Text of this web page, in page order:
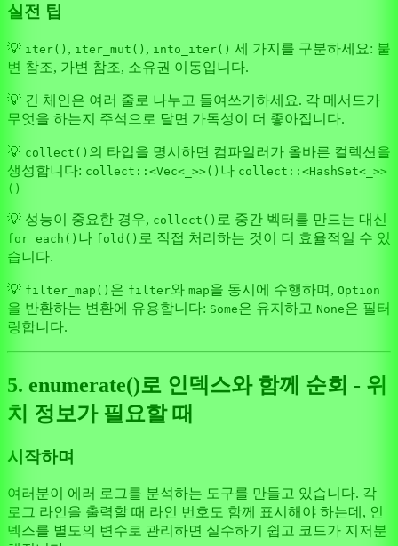
실전 팁
💡 iter() , iter_mut() , into_iter() 세 가지를 구분하세요: 불
변 참조, 가변 참조, 소유권 이동입니다.
💡 긴 체인은 여러 줄로 나누고 들여쓰기하세요. 각 메서드가
무엇을 하는지 주석으로 달면 가독성이 더 좋아집니다.
💡 collect() 의 타입을 명시하면 컴파일러가 올바른 컬렉션을
생성합니다: collect::<Vec<_>>() 나 collect::<HashSet<_>>
()
💡 성능이 중요한 경우, collect() 로 중간 벡터를 만드는 대신
for_each() 나 fold() 로 직접 처리하는 것이 더 효율적일 수 있
습니다.
💡 filter_map() 은 filter와 map을 동시에 수행하며, Option
을 반환하는 변환에 유용합니다: Some은 유지하고 None은 필터
링합니다.
5. enumerate()로 인덱스와 함께 순회 - 위
치 정보가 필요할 때
시작하며
여러분이 에러 로그를 분석하는 도구를 만들고 있습니다. 각
로그 라인을 출력할 때 라인 번호도 함께 표시해야 하는데, 인
덱스를 별도의 변수로 관리하면 실수하기 쉽고 코드가 지저분